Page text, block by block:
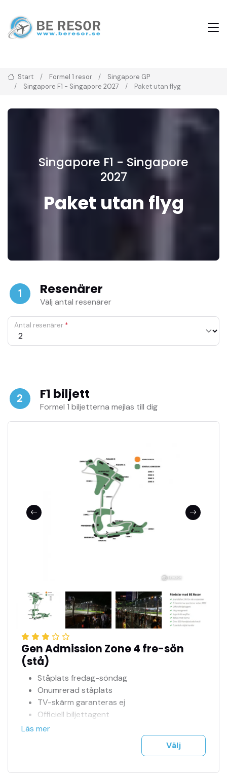
Start Formel 1 resor
Singapore GP
Singapore F1 - Singapore 2027
Paket utan flyg
Singapore F1 - Singapore
2027
Paket utan flyg
1 Resenärer
Välj antal resenärer
Antal resenärer *
2 F1 biljett
Formel 1 biljetterna mejlas till dig
Gen Admission Zone 4 fre-sön
(stå)
Ståplats fredag-söndag
Onumrerad ståplats
TV-skärm garanteras ej
Officiell biljettagent
Tillgång till jour 24h
F1 biljetter mejlas till dig på ett säkert sätt
Läs mer
Välj